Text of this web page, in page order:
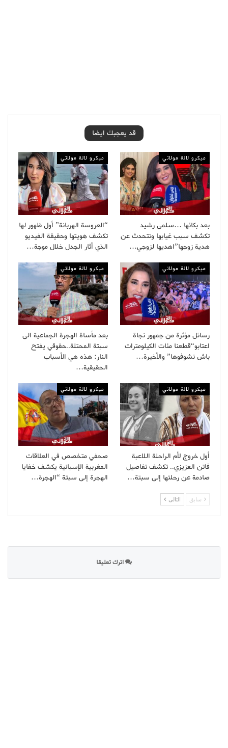
قد يعجبك ايضا
ميكرو لالة مولاتي
بعد بكائها …سلمى رشيد
تكشف سبب غيابها وتتحدث عن
هدية زوجها”اهديها لزوجي…
ميكرو لالة مولاتي
“العروسة الهربانة” أول ظهور لها
تكشف هويتها وحقيقة الفيديو
الذي أثار الجدل خلال موجة…
ميكرو لالة مولاتي
رسائل مؤثرة من جمهور نجاة
اعتابو“قطعنا مئات الكيلومترات
باش نشوفوها” والأخيرة…
ميكرو لالة مولاتي
بعد مأساة الهجرة الجماعية الى
سبتة المحتلة..حقوقي يفتح
النار: هذه هي الأسباب
الحقيقية…
ميكرو لالة مولاتي
أول خروج لأم الراحلة اللاعبة
فاتن العزيزي.. تكشف تفاصيل
صادمة عن رحلتها إلى سبتة…
ميكرو لالة مولاتي
صحفي متخصص في العلاقات
المغربية الإسبانية يكشف خفايا
الهجرة إلى سبتة “الهجرة…
سابق التالى
اترك تعليقا